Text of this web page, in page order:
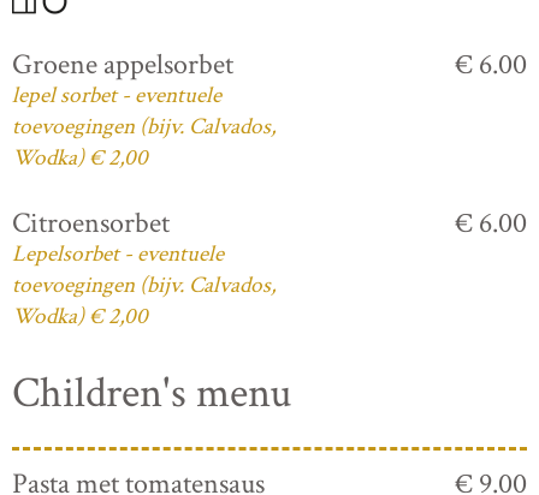
Groene appelsorbet
lepel sorbet - eventuele
toevoegingen (bijv. Calvados,
Wodka) € 2,00
€ 6.00
Citroensorbet
Lepelsorbet - eventuele
toevoegingen (bijv. Calvados,
Wodka) € 2,00
€ 6.00
Children's menu
Pasta met tomatensaus € 9.00